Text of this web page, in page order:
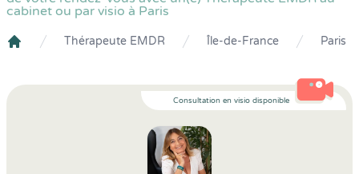
cabinet ou par visio à Paris
Thérapeute EMDR Île-de-France Paris
Consultation en visio disponible